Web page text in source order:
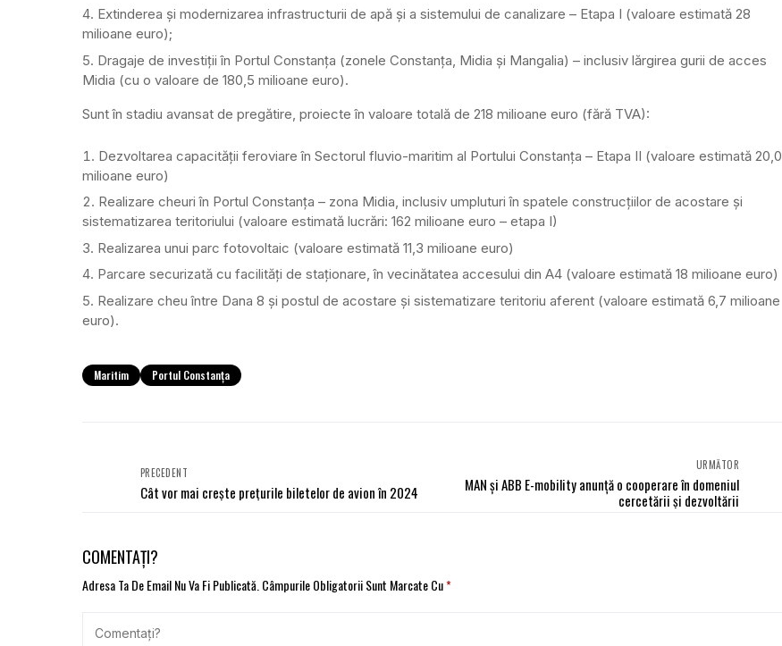
Extinderea și modernizarea infrastructurii de apă și a sistemului de canalizare – Etapa I (valoare estimată 28
milioane euro);
Dragaje de investiții în Portul Constanța (zonele Constanța, Midia și Mangalia) – inclusiv lărgirea gurii de acces
Midia (cu o valoare de 180,5 milioane euro).
Sunt în stadiu avansat de pregătire, proiecte în valoare totală de 218 milioane euro (fără TVA):
Dezvoltarea capacității feroviare în Sectorul fluvio-maritim al Portului Constanța – Etapa II (valoare estimată 20,0
milioane euro)
Realizare cheuri în Portul Constanța – zona Midia, inclusiv umpluturi în spatele construcțiilor de acostare și
sistematizarea teritoriului (valoare estimată lucrări: 162 milioane euro – etapa I)
Realizarea unui parc fotovoltaic (valoare estimată 11,3 milioane euro)
Parcare securizată cu facilități de staționare, în vecinătatea accesului din A4 (valoare estimată 18 milioane euro)
Realizare cheu între Dana 8 și postul de acostare și sistematizare teritoriu aferent (valoare estimată 6,7 milioane
euro).
Maritim Portul Constanța
PRECEDENT
Cât vor mai crește prețurile biletelor de avion în 2024
URMĂTOR
MAN și ABB E-mobility anunță o cooperare în domeniul
cercetării și dezvoltării
COMENTAȚI?
Adresa Ta De Email Nu Va Fi Publicată. Câmpurile Obligatorii Sunt Marcate Cu*